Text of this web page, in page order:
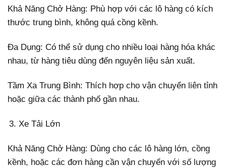
Khả Năng Chở Hàng: Phù hợp với các lô hàng có kích
thước trung bình, không quá cồng kềnh.
Đa Dụng: Có thể sử dụng cho nhiều loại hàng hóa khác
nhau, từ hàng tiêu dùng đến nguyên liệu sản xuất.
Tầm Xa Trung Bình: Thích hợp cho vận chuyển liên tỉnh
hoặc giữa các thành phố gần nhau.
Xe Tải Lớn
Khả Năng Chở Hàng: Dùng cho các lô hàng lớn, cồng
kềnh, hoặc các đơn hàng cần vận chuyển với số lượng